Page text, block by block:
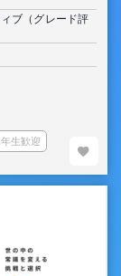
ブ（グレード評
生歓迎